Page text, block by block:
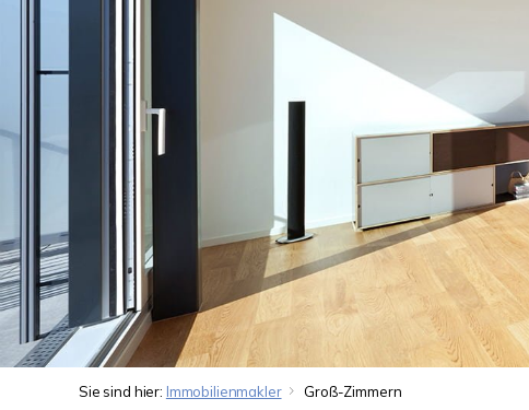
Sie sind hier: Immobilienmakler Groß-Zimmern